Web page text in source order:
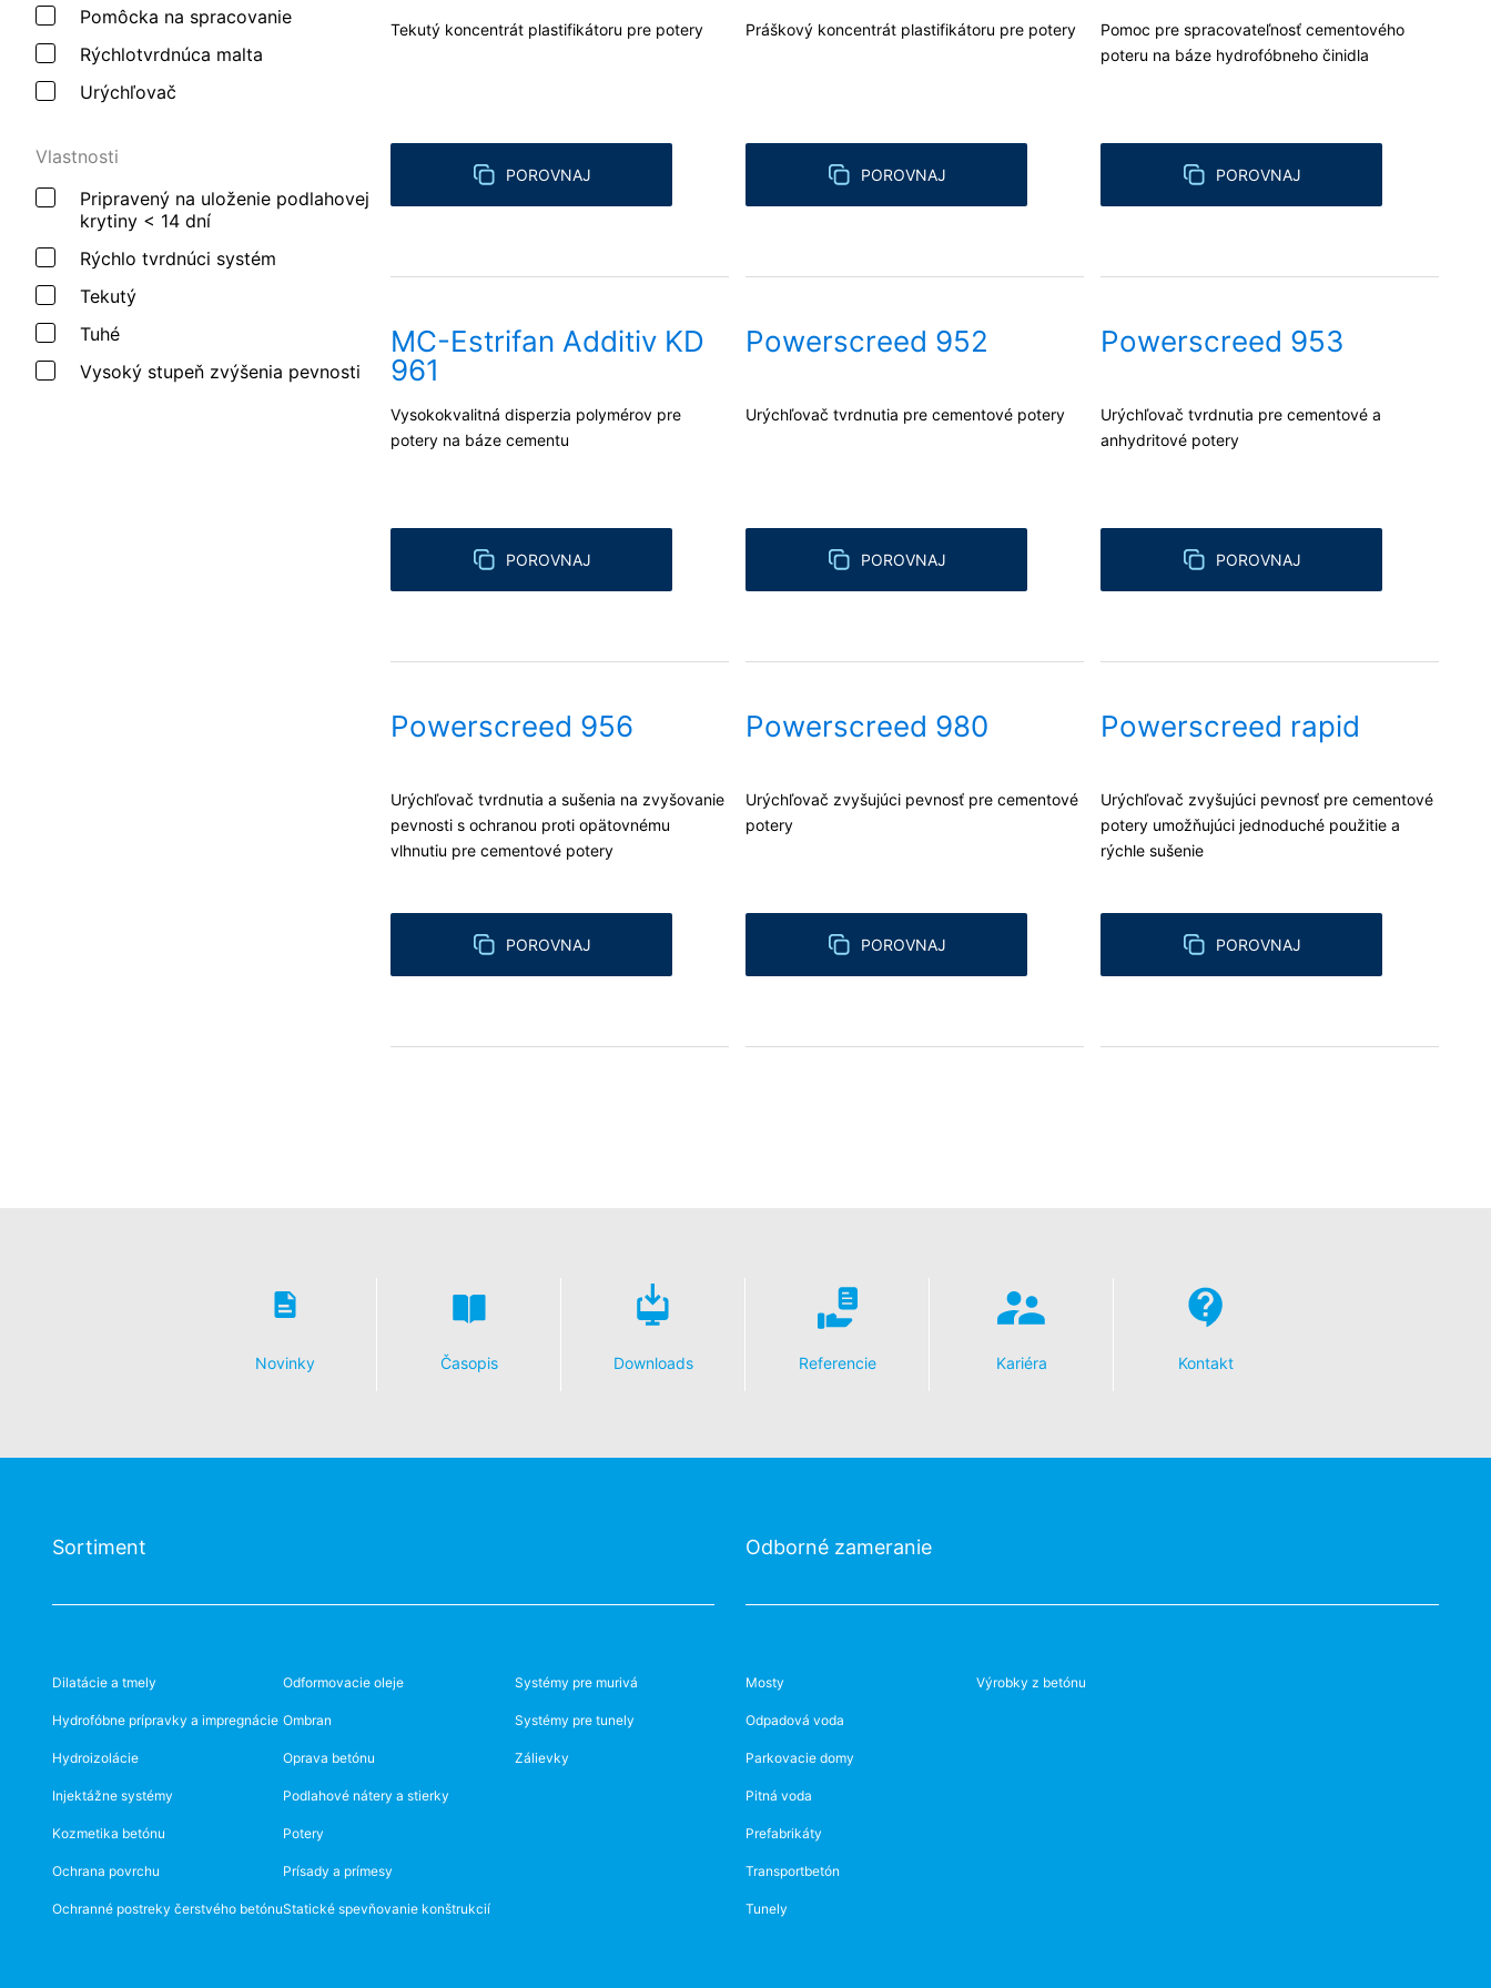
Pomôcka na spracovanie
Rýchlotvrdnúca malta
Urýchľovač
Vlastnosti
Pripravený na uloženie podlahovej
krytiny < 14 dní
Rýchlo tvrdnúci systém
Tekutý
Tuhé
Vysoký stupeň zvýšenia pevnosti
Tekutý koncentrát plastifikátoru pre potery
POROVNAJ
Práškový koncentrát plastifikátoru pre potery
POROVNAJ
Pomoc pre spracovateľnosť cementového
poteru na báze hydrofóbneho činidla
POROVNAJ
MC-Estrifan Additiv KD
961
Vysokokvalitná disperzia polymérov pre
potery na báze cementu
POROVNAJ
Powerscreed 952
Urýchľovač tvrdnutia pre cementové potery
POROVNAJ
Powerscreed 953
Urýchľovač tvrdnutia pre cementové a
anhydritové potery
POROVNAJ
Powerscreed 956
Urýchľovač tvrdnutia a sušenia na zvyšovanie
pevnosti s ochranou proti opätovnému
vlhnutiu pre cementové potery
POROVNAJ
Powerscreed 980
Urýchľovač zvyšujúci pevnosť pre cementové
potery
POROVNAJ
Powerscreed rapid
Urýchľovač zvyšujúci pevnosť pre cementové
potery umožňujúci jednoduché použitie a
rýchle sušenie
POROVNAJ
Novinky Časopis Downloads Referencie Kariéra Kontakt
Sortiment
Dilatácie a tmely
Hydrofóbne prípravky a impregnácie
Hydroizolácie
Injektážne systémy
Kozmetika betónu
Ochrana povrchu
Ochranné postreky čerstvého betónu
Odformovacie oleje
Ombran
Oprava betónu
Podlahové nátery a stierky
Potery
Prísady a prímesy
Statické spevňovanie konštrukcií
Systémy pre murivá
Systémy pre tunely
Zálievky
Odborné zameranie
Mosty
Odpadová voda
Parkovacie domy
Pitná voda
Prefabrikáty
Transportbetón
Tunely
Výrobky z betónu